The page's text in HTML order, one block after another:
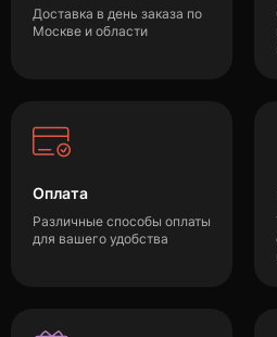
Доставка в день заказа по
Москве и области
Оплата
Различные способы оплаты
для вашего удобства